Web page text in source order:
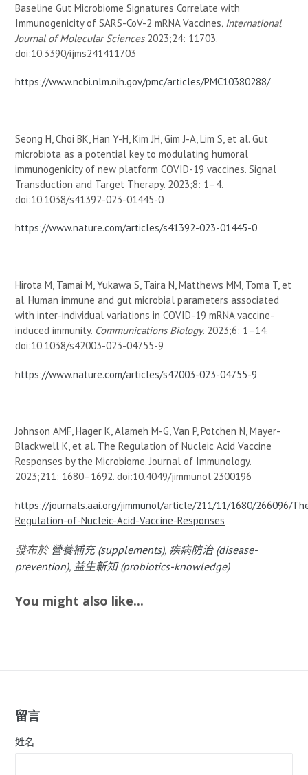
Baseline Gut Microbiome Signatures Correlate with
Immunogenicity of SARS-CoV-2 mRNA Vaccines. International
Journal of Molecular Sciences2023;24: 11703.
doi:10.3390/ijms241411703
https://www.ncbi.nlm.nih.gov/pmc/articles/PMC10380288/
Seong H, Choi BK, Han Y-H, Kim JH, Gim J-A, Lim S, et al. Gut
microbiota as a potential key to modulating humoral
immunogenicity of new platform COVID-19 vaccines. Signal
Transduction and Target Therapy. 2023;8: 1–4.
doi:10.1038/s41392-023-01445-0
https://www.nature.com/articles/s41392-023-01445-0
Hirota M, Tamai M, Yukawa S, Taira N, Matthews MM, Toma T, et
al. Human immune and gut microbial parameters associated
with inter-individual variations in COVID-19 mRNA vaccine-
induced immunity. Communications Biology. 2023;6: 1–14.
doi:10.1038/s42003-023-04755-9
https://www.nature.com/articles/s42003-023-04755-9
Johnson AMF, Hager K, Alameh M-G, Van P, Potchen N, Mayer-
Blackwell K, et al. The Regulation of Nucleic Acid Vaccine
Responses by the Microbiome. Journal of Immunology.
2023;211: 1680–1692. doi:10.4049/jimmunol.2300196
https://journals.aai.org/jimmunol/article/211/11/1680/266096/
Regulation-of-Nucleic-Acid-Vaccine-Responses
發布於 營養補充 (supplements), 疾病防治 (disease-
prevention), 益生新知 (probiotics-knowledge)
You might also like...
留言
姓名